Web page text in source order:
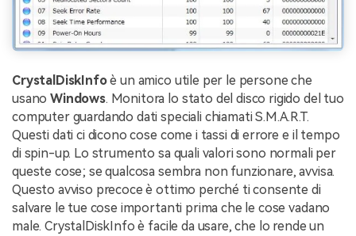
CrystalDiskInfoè un amico utile per le persone che
usanoWindows. Monitora lo stato del disco rigido del tuo
computer guardando dati speciali chiamati S.M.A.R.T.
Questi dati ci dicono cose come i tassi di errore e il tempo
di spin-up. Lo strumento sa quali valori sono normali per
queste cose; se qualcosa sembra non funzionare, avvisa.
Questo avviso precoce è ottimo perché ti consente di
salvare le tue cose importanti prima che le cose vadano
male. CrystalDiskInfo è facile da usare, che lo rende un